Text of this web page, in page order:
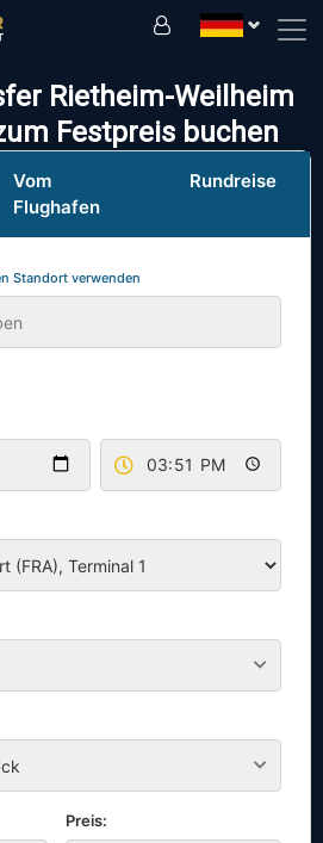
Rietheim-Weilheim
Festpreis buchen
Vom
Flughafen
Rundreise
Standort verwenden
Preis: